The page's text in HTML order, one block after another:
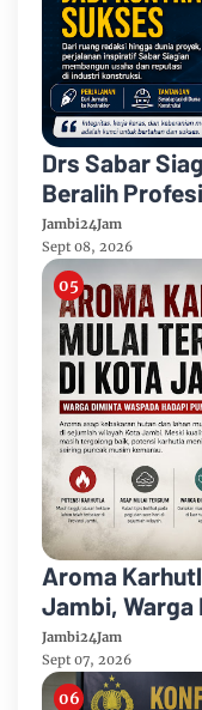
Drs Sabar
Beralih
Jambi24Jam
Sept 08, 2026
Aroma
Jambi, Warga
Puncak
Jambi24Jam
Sept 07, 2026